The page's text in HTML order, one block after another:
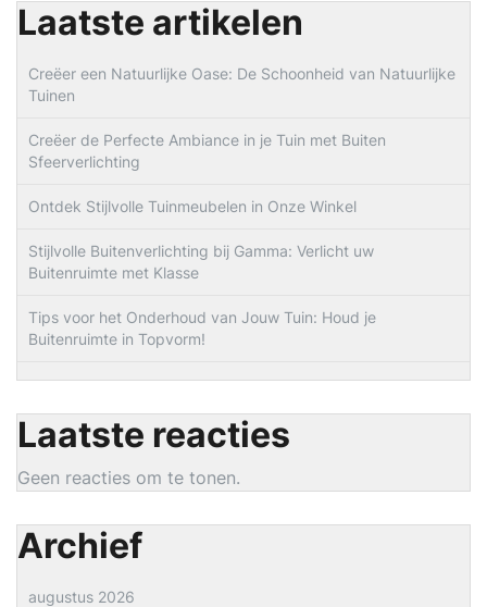
Laatste artikelen
Creëer een Natuurlijke Oase: De Schoonheid van Natuurlijke
Tuinen
Creëer de Perfecte Ambiance in je Tuin met Buiten
Sfeerverlichting
Ontdek Stijlvolle Tuinmeubelen in Onze Winkel
Stijlvolle Buitenverlichting bij Gamma: Verlicht uw
Buitenruimte met Klasse
Tips voor het Onderhoud van Jouw Tuin: Houd je
Buitenruimte in Topvorm!
Laatste reacties
Geen reacties om te tonen.
Archief
augustus 2026